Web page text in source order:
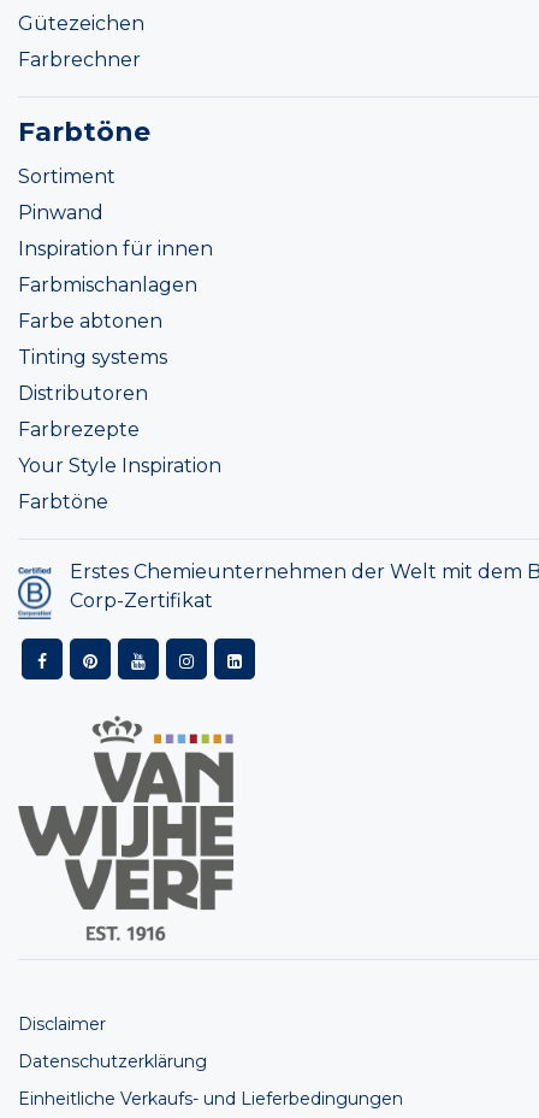
Gütezeichen
Farbrechner
Farbtöne
Sortiment
Pinwand
Inspiration für innen
Farbmischanlagen
Farbe abtonen
Tinting systems
Distributoren
Farbrezepte
Your Style Inspiration
Farbtöne
Erstes Chemieunternehmen der Welt mit dem
Corp-Zertifikat
Disclaimer
Datenschutzerklärung
Einheitliche Verkaufs- und Lieferbedingungen